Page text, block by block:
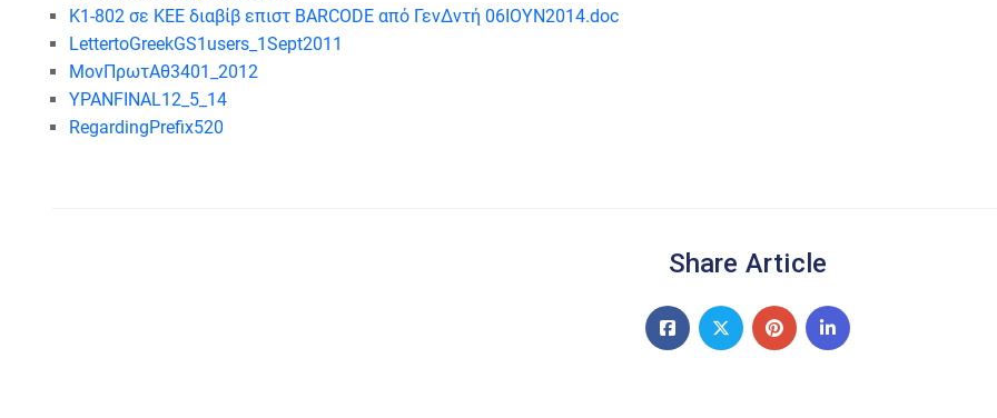
Κ1-802 σε ΚΕΕ διαβίβ επιστ BARCODE από ΓενΔντή 06ΙΟΥΝ2014.doc
LettertoGreekGS1users_1Sept2011
ΜονΠρωτΑθ3401_2012
YPANFINAL12_5_14
RegardingPrefix520
Share Article